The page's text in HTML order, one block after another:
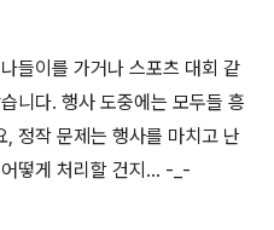
들이를 가거나 스포츠 대회 같
니다. 행사 도중에는 모두들 흥
정작 문제는 행사를 마치고 난
떻게 처리할 건지... -_-